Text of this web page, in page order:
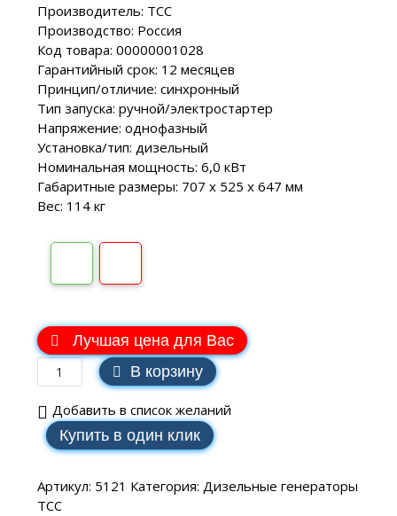
Производитель: ТСС
Производство: Россия
Код товара: 00000001028
Гарантийный срок: 12 месяцев
Принцип/отличие: синхронный
Тип запуска: ручной/электростартер
Напряжение: однофазный
Установка/тип: дизельный
Номинальная мощность: 6,0 кВт
Габаритные размеры: 707 х 525 х 647 мм
Вес: 114 кг
Лучшая цена для Вас В наличии
В корзину
Добавить в список желаний
Купить в один клик
Артикул: 5121 Категория: Дизельные генераторы
ТСС